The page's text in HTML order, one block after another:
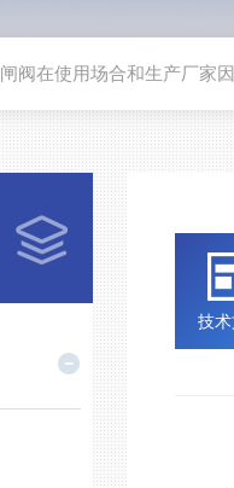
闸阀在使用场合和生产厂家
技